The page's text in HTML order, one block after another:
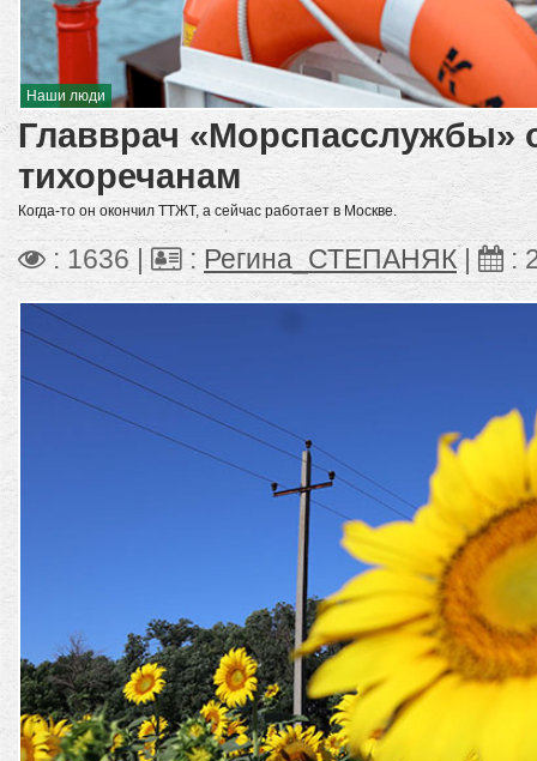
Наши люди
Главврач «Морспасслужбы»
тихоречанам
Когда-то он окончил ТТЖТ, а сейчас работает в Москве.
: 1636 | : Регина_СТЕПАНЯК :